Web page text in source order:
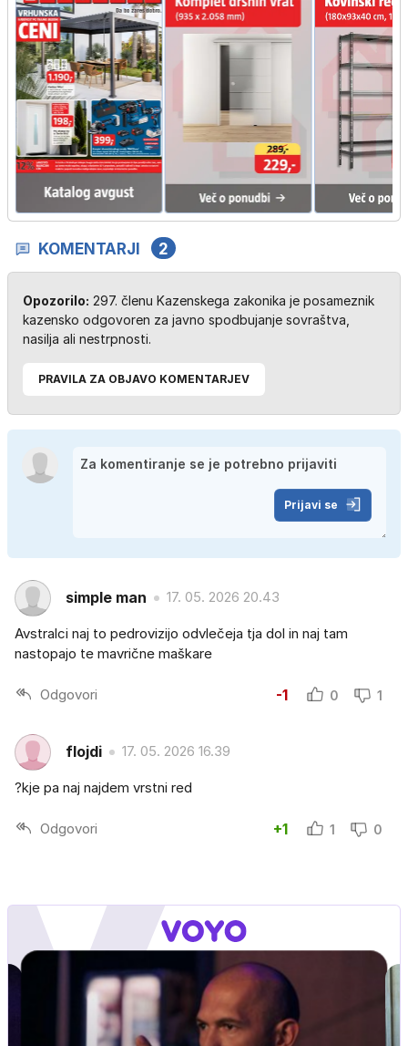
KOMENTARJI 2
Opozorilo: 297. členu Kazenskega zakonika je posameznik
kazensko odgovoren za javno spodbujanje sovraštva,
nasilja ali nestrpnosti.
PRAVILA ZA OBJAVO KOMENTARJEV
Prijavi se
simple man 17. 05. 2026 20.43
Avstralci naj to pedrovizijo odvlečeja tja dol in naj tam
nastopajo te mavrične maškare
Odgovori -1 0 1
flojdi 17. 05. 2026 16.39
?kje pa naj najdem vrstni red
Odgovori +1 1 0